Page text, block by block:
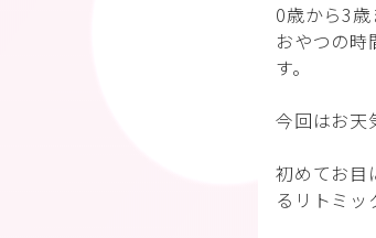
0歳から3
おやつの
す。
今回はお天
初めてお目
るリトミッ